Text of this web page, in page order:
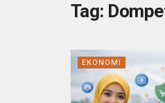
Tag:
EKONOMI